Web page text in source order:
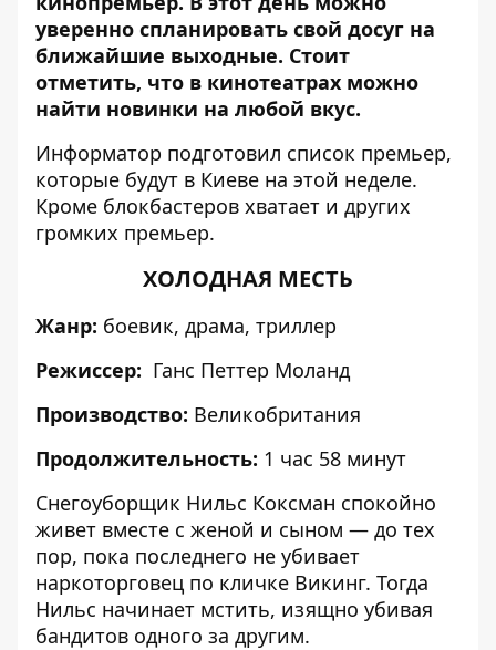
уверенно спланировать свой досуг на
ближайшие выходные. Стоит
отметить, что в кинотеатрах можно
найти новинки на любой вкус.
Информатор подготовил список премьер,
которые будут в Киеве на этой неделе.
Кроме блокбастеров хватает и других
громких премьер.
ХОЛОДНАЯ МЕСТЬ
Жанр: боевик, драма, триллер
Режиссер: Ганс Петтер Моланд
Производство: Великобритания
Продолжительность: 1 час 58 минут
Снегоуборщик Нильс Коксман спокойно
живет вместе с женой и сыном — до тех
пор, пока последнего не убивает
наркоторговец по кличке Викинг. Тогда
Нильс начинает мстить, изящно убивая
бандитов одного за другим.